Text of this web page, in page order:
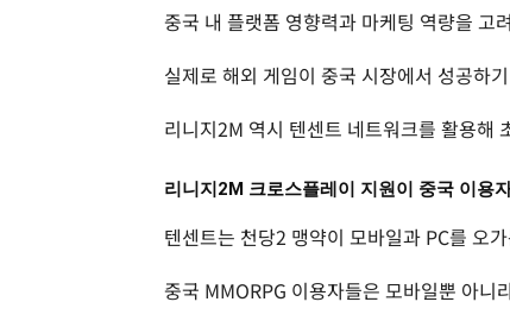
중국 내 플랫폼 영향력과 마케팅 역량을 고
실제로 해외 게임이 중국 시장에서 성공하
리니지2M 역시 텐센트 네트워크를 활용해
리니지2M 크로스플레이 지원이 중국 이용
텐센트는 천당2 맹약이 모바일과 PC를 오
중국 MMORPG 이용자들은 모바일뿐 아니